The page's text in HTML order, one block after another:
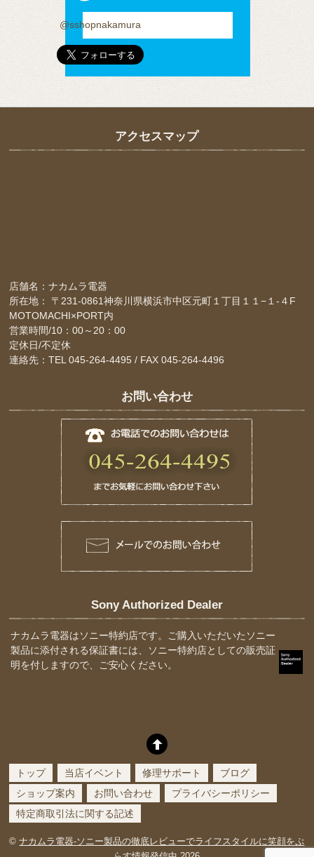
@sshopnakamura
アクセスマップ
店舗名：ナカムラ電器
所在地： 〒231-0861神奈川県横浜市中区元町１丁目１１−１-４F
MOTOMACHI×PORT内
営業時間/10：00～20：00
定休日/不定休
連絡先：TEL 045-264-4495 / FAX 045-264-4496
お問い合わせ
Sony Authorized Dealer
ナカムラ電器はソニー特約店です。ご購入いただいたソニー
製品に添付される保証書には、ソニー特約店としての販売証
明を付しますので、ご安心ください。
トップ 当店イベント 修理サポート
ブログ
ショップ案内
お問い合わせ
プライバシーポリシー
特定商取引法に関する記述
©ナカムラ電器-ソニー製品の徹底レビューでライフスタイルに笑顔をぷ